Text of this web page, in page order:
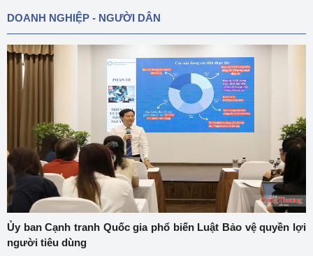
DOANH NGHIỆP - NGƯỜI DÂN
Ủy ban Cạnh tranh Quốc gia phổ biến Luật Bảo vệ quyền lợi
người tiêu dùng